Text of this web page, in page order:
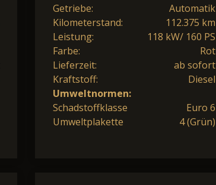
Getriebe:
Automatik
Kilometerstand:
112.375 km
Leistung:
118 kW/ 160 PS
Farbe:
Rot
Lieferzeit:
ab sofort
Kraftstoff:
Diesel
Umweltnormen:
Schadstoffklasse
Euro 6
Umweltplakette
4 (Grün)